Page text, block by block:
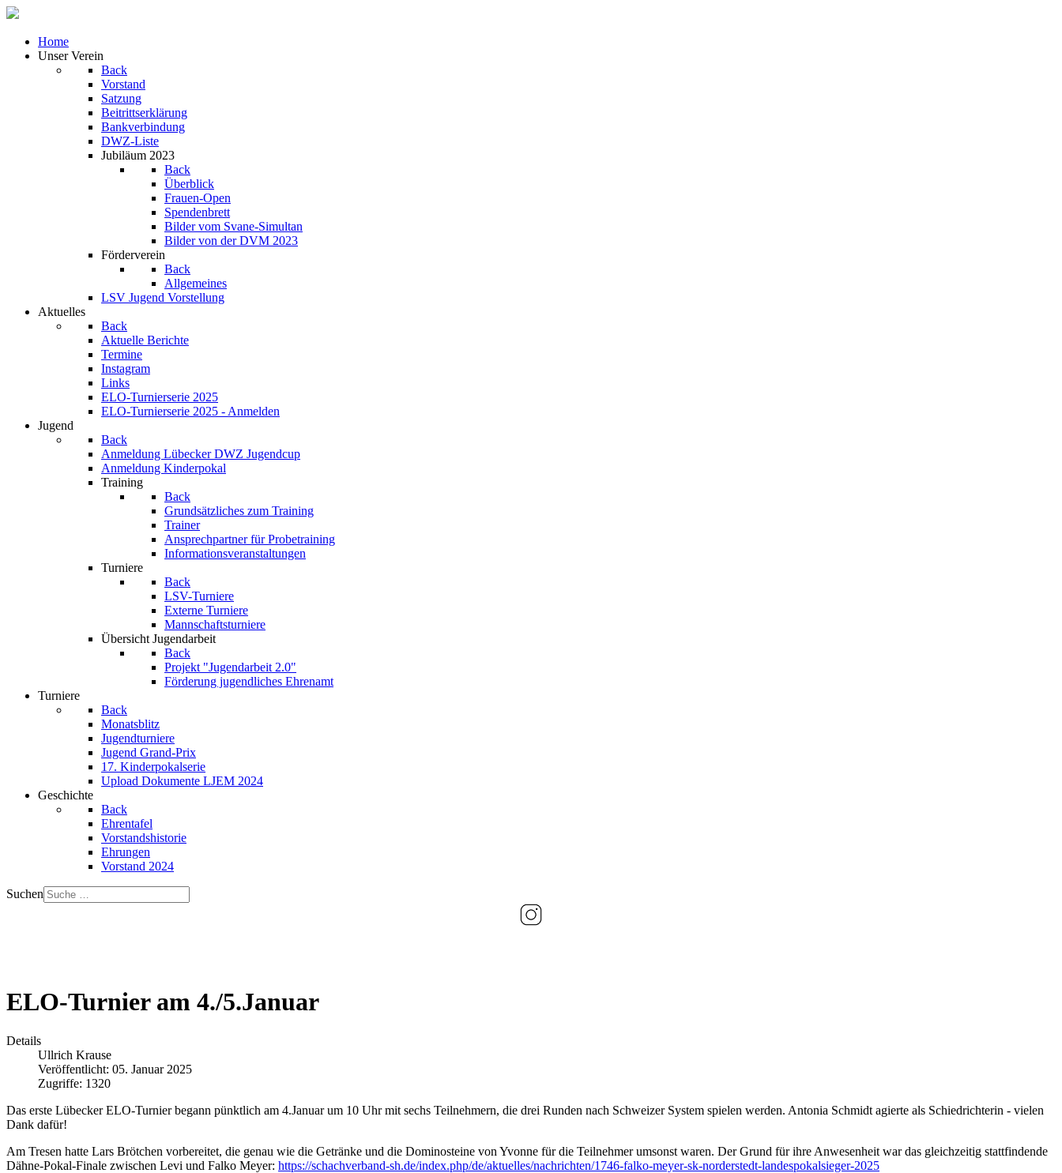
Home
Unser Verein
Back
Vorstand
Satzung
Beitrittserklärung
Bankverbindung
DWZ-Liste
Jubiläum 2023
Back
Überblick
Frauen-Open
Spendenbrett
Bilder vom Svane-Simultan
Bilder von der DVM 2023
Förderverein
Back
Allgemeines
LSV Jugend Vorstellung
Aktuelles
Back
Aktuelle Berichte
Termine
Instagram
Links
ELO-Turnierserie 2025
ELO-Turnierserie 2025 - Anmelden
Jugend
Back
Anmeldung Lübecker DWZ Jugendcup
Anmeldung Kinderpokal
Training
Back
Grundsätzliches zum Training
Trainer
Ansprechpartner für Probetraining
Informationsveranstaltungen
Turniere
Back
LSV-Turniere
Externe Turniere
Mannschaftsturniere
Übersicht Jugendarbeit
Back
Projekt "Jugendarbeit 2.0"
Förderung jugendliches Ehrenamt
Turniere
Back
Monatsblitz
Jugendturniere
Jugend Grand-Prix
17. Kinderpokalserie
Upload Dokumente LJEM 2024
Geschichte
Back
Ehrentafel
Vorstandshistorie
Ehrungen
Vorstand 2024
Suchen
ELO-Turnier am 4./5.Januar
Details
Ullrich Krause
Veröffentlicht: 05. Januar 2025
Zugriffe: 1320
Das erste Lübecker ELO-Turnier begann pünktlich am 4.Januar um 10 Uhr mit sechs Teilnehmern, die drei Runden nach Schweizer System spielen werden. Antonia Schmidt agierte als Schiedrichterin - vielen
Dank dafür!
Am Tresen hatte Lars Brötchen vorbereitet, die genau wie die Getränke und die Dominosteine von Yvonne für die Teilnehmer umsonst waren. Der Grund für ihre Anwesenheit war das gleichzeitig stattfindende
Dähne-Pokal-Finale zwischen Levi und Falko Meyer: https://schachverband-sh.de/index.php/de/aktuelles/nachrichten/1746-falko-meyer-sk-norderstedt-landespokalsieger-2025